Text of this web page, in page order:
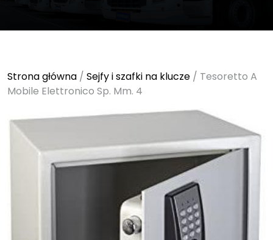
Strona główna / Sejfy i szafki na klucze / Tesoretto A
Mobile Elettronico Sp. Mm. 4